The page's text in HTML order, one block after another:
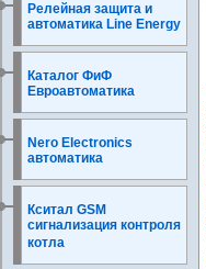
Релейная защита и
автоматика Line Energy
Каталог ФиФ
Евроавтоматика
Nero Electronics
автоматика
Кситал GSM
сигнализация контроля
котла